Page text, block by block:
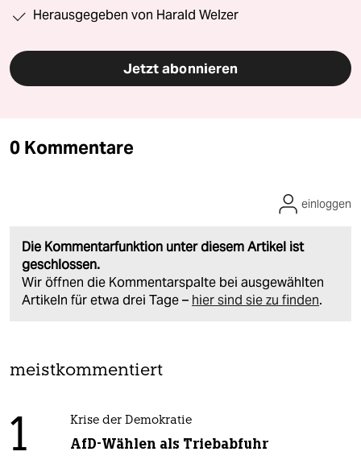
Herausgegeben von Harald Welzer
Jetzt abonnieren
0 Kommentare
Die Kommentarfunktion unter diesem Artikel ist
geschlossen.
Wir öffnen die Kommentarspalte bei ausgewählten
Artikeln für etwa drei Tage – hier sind sie zu finden.
einloggen
meistkommentiert
1 Krise der Demokratie
AfD-Wählen als Triebabfuhr